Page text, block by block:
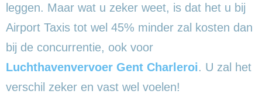
leggen. Maar wat u zeker weet, is dat het u bij
Airport Taxis tot wel 45% minder zal kosten dan
bij de concurrentie, ook voor
Luchthavenvervoer Gent Charleroi. U zal het
verschil zeker en vast wel voelen!